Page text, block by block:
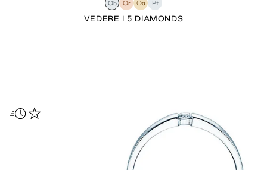
Ob Or Oa Pt
VEDERE I 5 DIAMONDS